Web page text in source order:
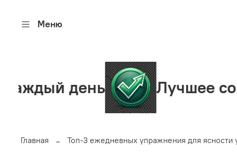
Меню
Лучшее
Главная Топ-3 ежедневных упражнения для ясности